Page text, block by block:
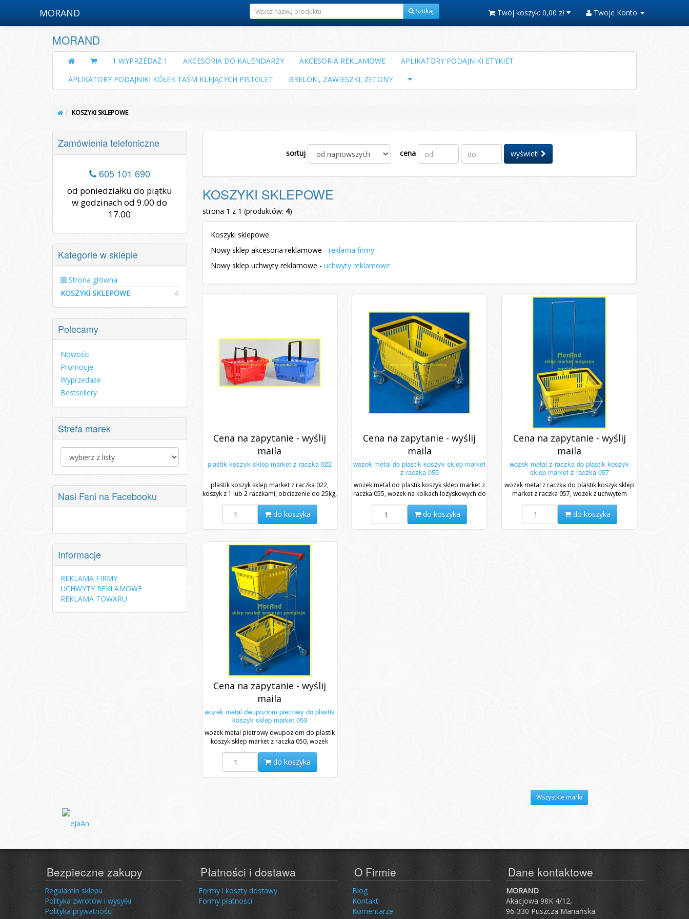
MORAND Szukaj Twój koszyk: 0,00 zł Twoje Konto
MORAND
1 WYPRZEDAŻ 1 AKCESORIA DO KALENDARZY AKCESORIA REKLAMOWE
APLIKATORY PODAJNIKI ETYKIET
APLIKATORY PODAJNIKI KÓŁEK TAŚM KLEJĄCYCH PISTOLET
BRELOKI, ZAWIESZKI, ŻETONY
KOSZYKI SKLEPOWE
Zamówienia telefoniczne
605 101 690
od poniedziałku do piątku
w godzinach od 9.00 do
17.00
Kategorie w sklepie
Strona główna
KOSZYKI SKLEPOWE
4
Polecamy
Nowości
Promocje
Wyprzedaże
Bestsellery
Strefa marek
Nasi Fani na Facebooku
Informacje
REKLAMA FIRMY
UCHWYTY REKLAMOWE
REKLAMA TOWARU
sortuj cena wyświetl
KOSZYKI SKLEPOWE
strona 1 z 1 (produktów: 4)
Koszyki sklepowe
Nowy sklep akcesoria reklamowe - reklama firmy
Nowy sklep uchwyty reklamowe - uchwyty reklamowe
Cena na zapytanie - wyślij
maila
plastik koszyk sklep market z raczka 022
plastik koszyk sklep market z raczka 022,
koszyk z 1 lub 2 raczkami, obciazenie do 25kg,
do koszyka
Cena na zapytanie - wyślij
maila
wozek metal do plastik koszyk sklep market
z raczka 055
wozek metal do plastik koszyk sklep market z
raczka 055, wozek na kolkach lozyskowych do
do koszyka
Cena na zapytanie - wyślij
maila
wozek metal z raczka do plastik koszyk
sklep market z raczka 057
wozek metal z raczka do plastik koszyk sklep
market z raczka 057, wozek z uchwytem
do koszyka
Cena na zapytanie - wyślij
maila
wozek metal dwupoziom pietrowy do plastik
koszyk sklep market 050
wozek metal pietrowy dwupoziom do plastik
koszyk sklep market z raczka 050, wozek
do koszyka
Wszystkie marki
Bezpieczne zakupy
Regulamin sklepu
Polityka zwrotów i wysyłki
Polityka prywatności
Płatności i dostawa
Formy i koszty dostawy
Formy płatności
O Firmie
Blog
Kontakt
Komentarze
Dane kontaktowe
MORAND
Akacjowa 98K 4/12,
96-330 Puszcza Mariańska